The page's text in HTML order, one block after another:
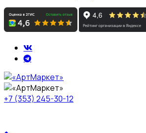
+7 (353) 245-30-12